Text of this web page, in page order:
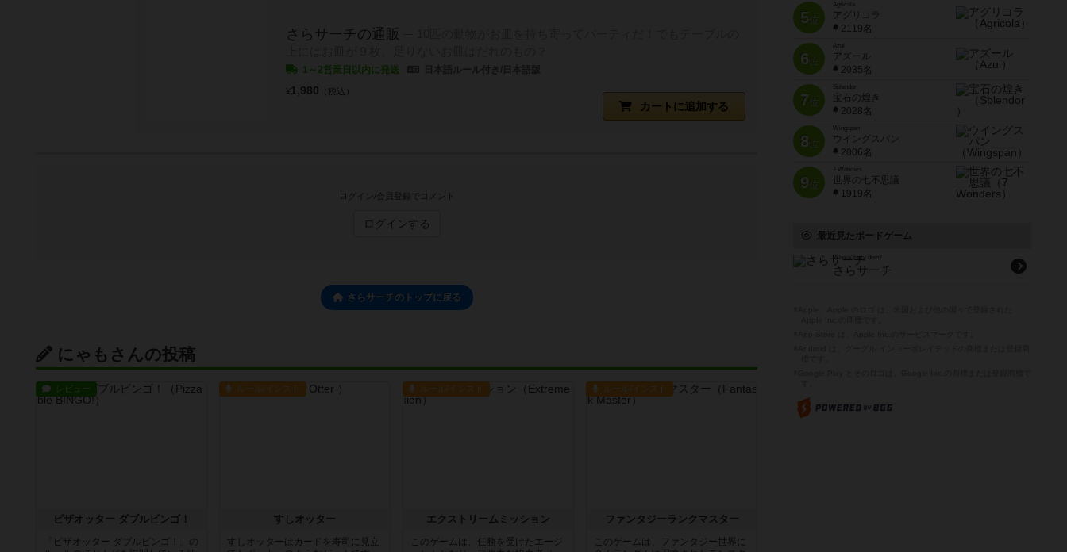
さらサーチの通販
1～2営業日以内に発送
カートに追加する
¥1,980 （税込）
ログイン/会員登録でコメント
ログインする
さらサーチのトップに戻る
にゃもさんの投稿
レビュー
ピザオッター ダブルビンゴ！
「ピザオッター ダブルビンゴ！」の
ルール/インスト
すしオッター
すしオッターはカードを寿司に見立
ルール/インスト
エクストリームミッション
このゲームは、任務を受けたエージ
ルール/インスト
ファンタジーランクマスター
このゲームは、ファンタジー世界に
5位
Agricola
アグリコラ
2119名
6位
Azul
アズール
2035名
7位
宝石の煌き
2028名
8位
Wingspan
ウイングスパン
2006名
9位
7 Wonders
世界の七不思議
1919名
最近見たボードゲーム
Where's my dish?
さらサーチ